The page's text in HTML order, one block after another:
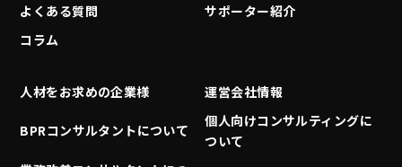
よくある質問
サポーター紹介
コラム
人材をお求めの企業様 運営会社情報
BPRコンサルタントについて
個人向けコンサルティングに
ついて